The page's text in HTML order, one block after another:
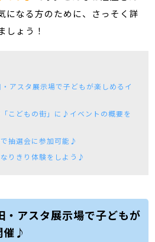
なる方のために、さっそく詳
しょう！
アスタ展示場で子どもが楽しめるイ
こどもの街」に♪イベントの概要を
抽選会に参加可能♪
りきり体験をしよう♪
・アスタ展示場で子どもが
催♪